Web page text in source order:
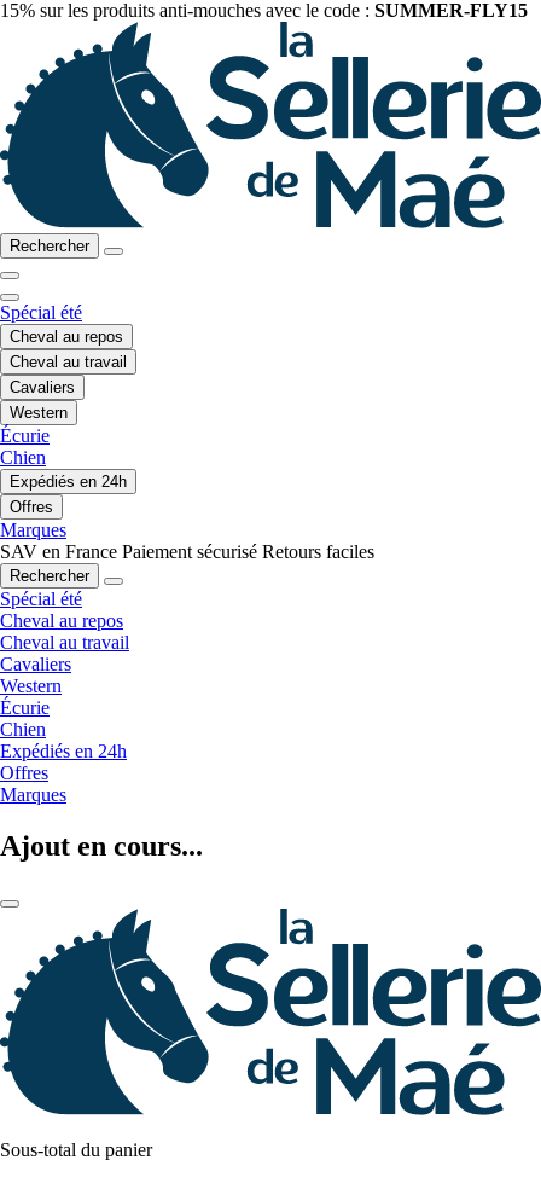
15% sur les produits anti-mouches avec le code : SUMMER-FLY15
Rechercher
Spécial été
Cheval au repos
Cheval au travail
Cavaliers
Western
Écurie
Chien
Expédiés en 24h
Offres
Marques
SAV en France Paiement sécurisé Retours faciles
Rechercher
Spécial été
Cheval au repos
Cheval au travail
Cavaliers
Western
Écurie
Chien
Expédiés en 24h
Offres
Marques
Ajout en cours...
Sous-total du panier